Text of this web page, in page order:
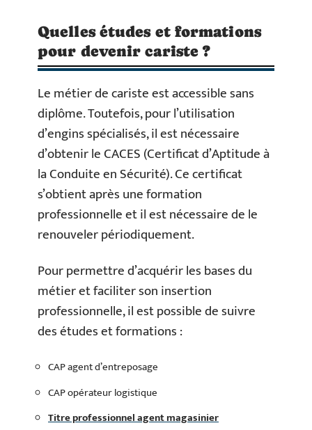
Quelles études et formations
pour devenir cariste ?
Le métier de cariste est accessible sans
diplôme. Toutefois, pour l’utilisation
d’engins spécialisés, il est nécessaire
d’obtenir le CACES (Certificat d’Aptitude à
la Conduite en Sécurité). Ce certificat
s’obtient après une formation
professionnelle et il est nécessaire de le
renouveler périodiquement.
Pour permettre d’acquérir les bases du
métier et faciliter son insertion
professionnelle, il est possible de suivre
des études et formations :
CAP agent d’entreposage
CAP opérateur logistique
Titre professionnel agent magasinier